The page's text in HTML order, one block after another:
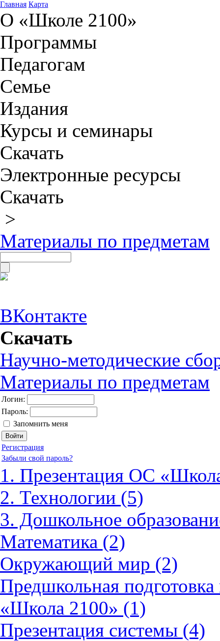
Главная Карта
О «Школе 2100»
Программы
Педагогам
Семье
Издания
Курсы и семинары
Скачать
Электронные ресурсы
Скачать
>
Материалы по предметам
ВКонтакте
Скачать
Научно-методические
Материалы по предметам
Логин:
Пароль:
Запомнить меня
Регистрация
Забыли свой пароль?
1. Презентация ОС
2. Технологии (5)
3. Дошкольное
Математика (2)
Окружающий мир (2)
Предшкольная
«Школа 2100» (1)
Презентация системы (4)